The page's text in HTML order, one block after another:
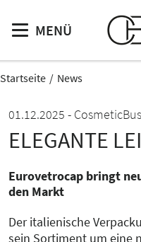
MENÜ
Startseite News
01.12.2025
ELEGANTE
Eurovetrocap bringt
den Markt
Der italienische
sein Sortiment um eine